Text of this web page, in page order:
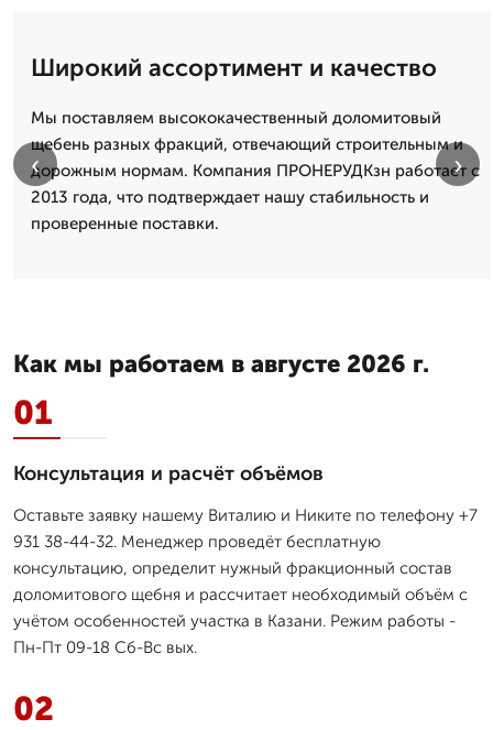
Широкий ассортимент и качество
Мы поставляем высококачественный доломитовый
щебень разных фракций, отвечающий строительным и
дорожным нормам. Компания ПРОНЕРУДКзн работает с
2013 года, что подтверждает нашу стабильность и
проверенные поставки.
‹ ›
Как мы работаем в августе 2026 г.
01
Консультация и расчёт объёмов
Оставьте заявку нашему Виталию и Никите по телефону +7
931 38-44-32. Менеджер проведёт бесплатную
консультацию, определит нужный фракционный состав
доломитового щебня и рассчитает необходимый объём с
учётом особенностей участка в Казани. Режим работы -
Пн-Пт 09-18 Сб-Вс вых.
02